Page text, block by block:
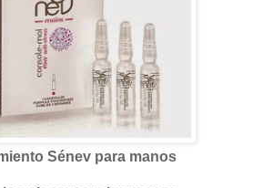
Sénev para manos